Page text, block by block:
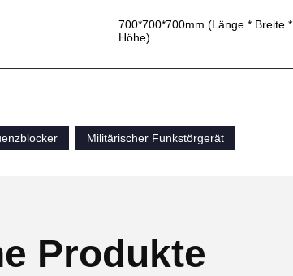
700*700*700mm (Länge * Breite *
Höhe)
Militärischer Funkstörgerät
Produkte